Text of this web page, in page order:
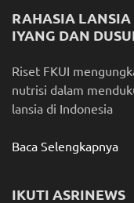
RAHASIA
IYANG DAN
Riset FKUI
nutrisi dalam
lansia di Indonesia
Baca Selengkapnya
IKUTI ASRINEWS